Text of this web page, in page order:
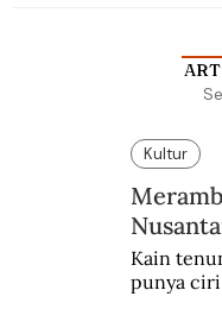
Kultur
Kain
punya ciri